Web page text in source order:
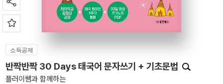
소득공제
반짝반짝 30 Days 태국어 문자쓰기 + 기초문법
플러이쌤과 함께하는